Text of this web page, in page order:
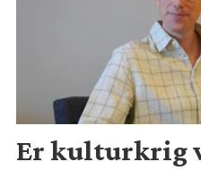
Er kulturkrig